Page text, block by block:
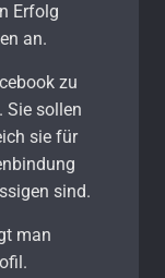
Erfolg
an.
zu
Sie sollen
sie für
sind.
man